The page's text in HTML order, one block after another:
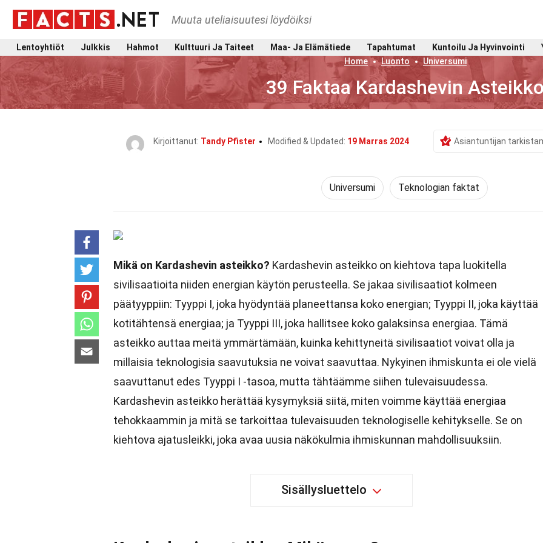
Muuta uteliaisuutesi löydöiksi
Lentoyhtiöt Julkkis Hahmot Kulttuuri Ja Taiteet Maa- Ja Elämätiede Tapahtumat Kuntoilu Ja Hyvinvointi
Home
Luonto Universumi
39 Faktaa Kardashevin
Kirjoittanut: Tandy Pfister Modified & Updated: 19 Marras 2024 Asiantuntijan
Universumi Teknologian faktat
Mikä on Kardashevin asteikko? Kardashevin asteikko on kiehtova tapa luokitella
sivilisaatioita niiden energian käytön perusteella. Se jakaa sivilisaatiot kolmeen
päätyyppiin: Tyyppi I, joka hyödyntää planeettansa koko energian; Tyyppi II, joka käyttää
kotitähtensä energiaa; ja Tyyppi III, joka hallitsee koko galaksinsa energiaa. Tämä
asteikko auttaa meitä ymmärtämään, kuinka kehittyneitä sivilisaatiot voivat olla ja
millaisia teknologisia saavutuksia ne voivat saavuttaa. Nykyinen ihmiskunta ei ole vielä
saavuttanut edes Tyyppi I -tasoa, mutta tähtäämme siihen tulevaisuudessa.
Kardashevin asteikko herättää kysymyksiä siitä, miten voimme käyttää energiaa
tehokkaammin ja mitä se tarkoittaa tulevaisuuden teknologiselle kehitykselle. Se on
kiehtova ajatusleikki, joka avaa uusia näkökulmia ihmiskunnan mahdollisuuksiin.
Sisällysluettelo